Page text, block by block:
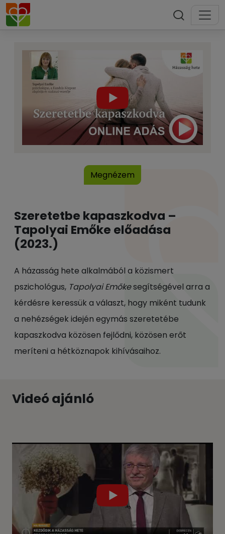
Megnézem
Szeretetbe kapaszkodva –
Tapolyai Emőke előadása
(2023.)
A házasság hete alkalmából a közismert
pszichológus, Tapolyai Emőkesegítségével arra a
kérdésre keressük a választ, hogy miként tudunk
a nehézségek idején egymás szeretetébe
kapaszkodva közösen fejlődni, közösen erőt
meríteni a hétköznapok kihívásaihoz.
Videó ajánló